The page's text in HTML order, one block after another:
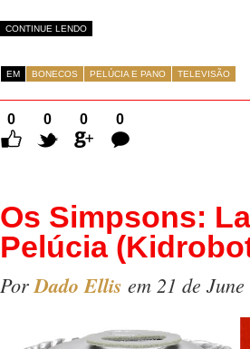
CONTINUE LENDO
EM BONECOS PELÚCIA E PANO TELEVISÃO
0 0 0
0
Comentários
Os Simpsons:
Pelúcia
Por Dado Ellis em 21 de